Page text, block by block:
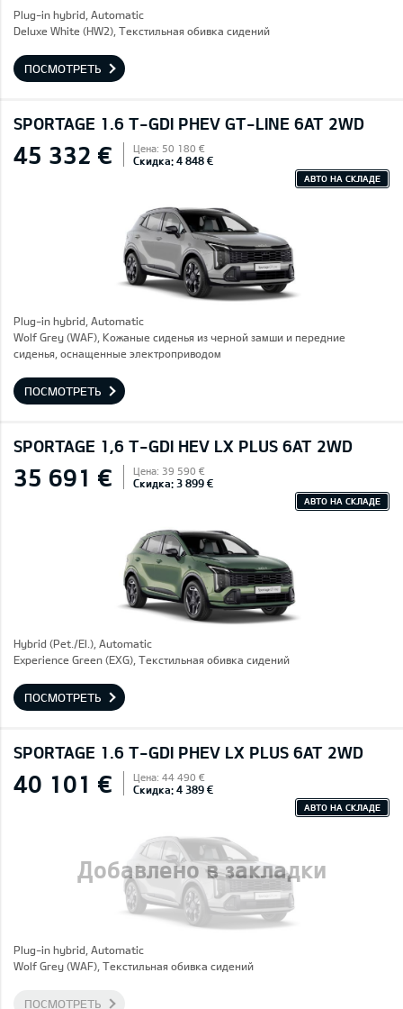
Plug-in hybrid, Automatic
Deluxe White (HW2), Текстильная обивка сидений
ПОСМОТРЕТЬ
SPORTAGE 1.6 T-GDI PHEV GT-LINE 6AT 2WD
45 332 € Цена: 50 180 €
Скидка: 4 848 €
АВТО НА СКЛАДЕ
Plug-in hybrid, Automatic
Wolf Grey (WAF), Кожаные сиденья из черной замши и передние
сиденья, оснащенные электроприводом
ПОСМОТРЕТЬ
SPORTAGE 1,6 T-GDI HEV LX PLUS 6AT 2WD
35 691 € Цена: 39 590 €
Скидка: 3 899 €
АВТО НА СКЛАДЕ
Hybrid (Pet./El.), Automatic
Experience Green (EXG), Текстильная обивка сидений
ПОСМОТРЕТЬ
SPORTAGE 1.6 T-GDI PHEV LX PLUS 6AT 2WD
Добавлено в закладки
40 101 € Цена: 44 490 €
Скидка: 4 389 €
АВТО НА СКЛАДЕ
Plug-in hybrid, Automatic
Wolf Grey (WAF), Текстильная обивка сидений
ПОСМОТРЕТЬ